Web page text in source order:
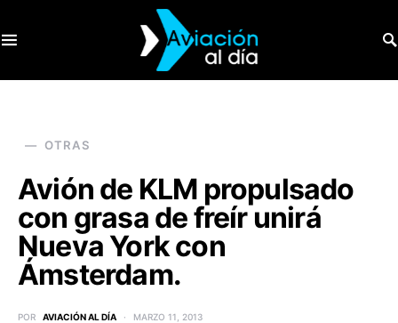
OTRAS
Avión de KLM propulsado
con grasa de freír unirá
Nueva York con
Ámsterdam.
POR AVIACIÓN AL DÍA MARZO 11, 2013